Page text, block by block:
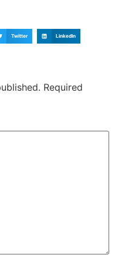
Twitter LinkedIn
Required